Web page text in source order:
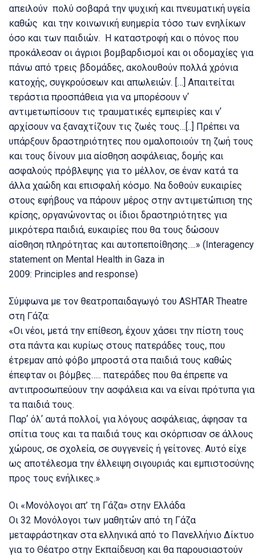
απειλούν πολύ σοβαρά την ψυχική και πνευματική υγεία
καθώς και την κοινωνική ευημερία τόσο των ενηλίκων
όσο και των παιδιών. Η καταστροφή και ο πόνος που
προκάλεσαν οι άγριοι βομβαρδισμοί και οι οδομαχίες για
πάνω από τρεις βδομάδες, ακολουθούν πολλά χρόνια
κατοχής, συγκρούσεων και απωλειών. […] Απαιτείται
τεράστια προσπάθεια για να μπορέσουν νʼ
αντιμετωπίσουν τις τραυματικές εμπειρίες και νʼ
αρχίσουν να ξαναχτίζουν τις ζωές τους…[..] Πρέπει να
υπάρξουν δραστηριότητες που ομαλοποιούν τη ζωή τους
και τους δίνουν μια αίσθηση ασφάλειας, δομής και
ασφαλούς πρόβλεψης για το μέλλον, σε έναν κατά τα
άλλα χαώδη και επισφαλή κόσμο. Να δοθούν ευκαιρίες
στους εφήβους να πάρουν μέρος στην αντιμετώπιση της
κρίσης, οργανώνοντας οι ίδιοι δραστηριότητες για
μικρότερα παιδιά, ευκαιρίες που θα τους δώσουν
αίσθηση πληρότητας και αυτοπεποίθησης….» (Interagency
statement on Mental Health in Gaza in
2009: Principles and response)
Σύμφωνα με τον θεατροπαιδαγωγό του ASHTAR Theatre
στη Γάζα:
«Οι νέοι, μετά την επίθεση, έχουν χάσει την πίστη τους
στα πάντα και κυρίως στους πατεράδες τους, που
έτρεμαν από φόβο μπροστά στα παιδιά τους καθώς
έπεφταν οι βόμβες….. πατεράδες που θα έπρεπε να
αντιπροσωπεύουν την ασφάλεια και να είναι πρότυπα για
τα παιδιά τους.
Παρʼ όλʼ αυτά πολλοί, για λόγους ασφάλειας, άφησαν τα
σπίτια τους και τα παιδιά τους και σκόρπισαν σε άλλους
χώρους, σε σχολεία, σε συγγενείς ή γείτονες. Αυτό είχε
ως αποτέλεσμα την έλλειψη σιγουριάς και εμπιστοσύνης
προς τους ενήλικες.»
Οι «Μονόλογοι απ’ τη Γάζα» στην Ελλάδα
Οι 32 Μονόλογοι των μαθητών από τη Γάζα
μεταφράστηκαν στα ελληνικά από το Πανελλήνιο Δίκτυο
για το Θέατρο στην Εκπαίδευση και θα παρουσιαστούν